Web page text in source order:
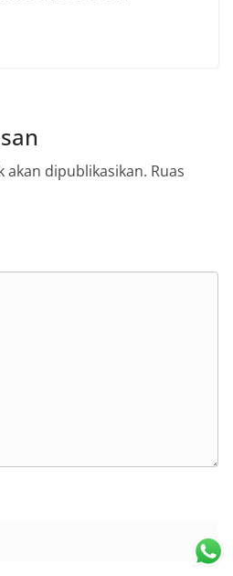
akan dipublikasikan. Ruas